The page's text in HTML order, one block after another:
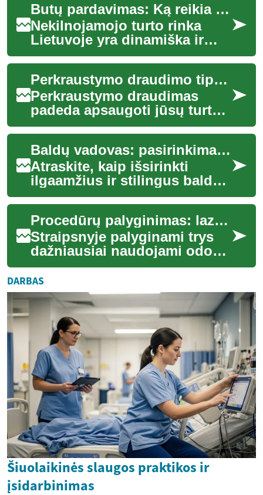
Butų pardavimas: Ką reikia žinoti apie nekilnojamojo turto rinką Lietuvoje
Nekilnojamojo turto rinka
Lietuvoje yra dinamiška ir
nuolat besikeičianti.
Nesvarbu, ar esate pirmasis
būsto pirkėjas...
Perkraustymo draudimo tipai ir kada jie reikalingi
Perkraustymo draudimas
padeda apsaugoti jūsų turtą
ir sumažinti finansinę riziką
persikraustymo metu. Šis
tekstas apt...
Baldų vadovas: pasirinkimas, priežiūra ir dizaino tendencijos
Atraskite, kaip išsirinkti
ilgaamžius ir stilingus baldus
savo namams ar biurui.
Straipsnyje aptariame
populiarias ba...
Procedūrų palyginimas: lazerinė terapija, mikroadatinė terapija ir cheminis šveitimas
Straipsnyje palyginami trys
dažniausiai naudojami odos
atjauninimo metodai: lazerinė
terapija, mikroadatinė terapija
...
DARBAS
Šiuolaikinės slaugos praktikos ir
įsidarbinimas